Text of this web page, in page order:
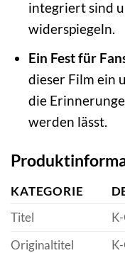
integriert sind
widerspiegeln.
Ein Fest für
dieser Film ein
die
werden lässt.
KATEGORIE
Titel
Originaltitel